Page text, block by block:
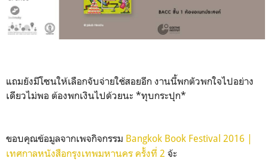
แถมยังมีโซนให้เลือกจับจ่ายใช้สอยอีก งานนี้พกตัวพกใจไปอย่าง
เดียวไม่พอ ต้องพกเงินไปด้วยนะ *ทุบกระปุก*
ขอบคุณข้อมูลจากเพจกิจกรรม Bangkok Book Festival 2016 |
เทศกาลหนังสือกรุงเทพมหานคร ครั้งที่ 2 จ้ะ